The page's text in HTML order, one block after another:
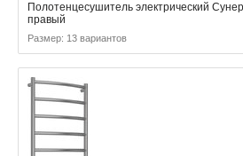
Полотенцесушитель электрический
правый
Размер: 13 вариантов